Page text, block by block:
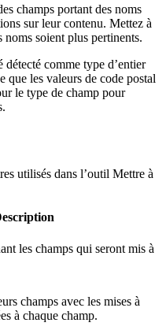
champs portant des noms
sur leur contenu. Mettez à
soient plus pertinents.
comme type d’entier
que les valeurs de code postal
le type de champ pour
utilisés dans l’outil Mettre à
les champs qui seront mis à
champs avec les mises à
à chaque champ.